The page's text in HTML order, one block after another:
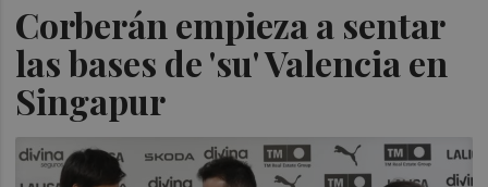
Corberán empieza a sentar
las bases de 'su' Valencia en
Singapur